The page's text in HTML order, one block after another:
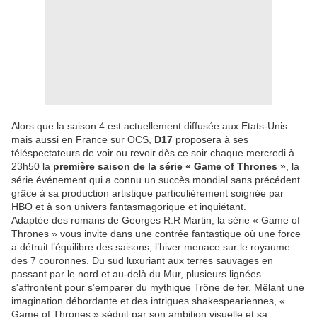
Alors que la saison 4 est actuellement diffusée aux Etats-Unis
mais aussi en France sur OCS, D17 proposera à ses
téléspectateurs de voir ou revoir dès ce soir chaque mercredi à
23h50 la première saison de la série « Game of Thrones » , la
série événement qui a connu un succès mondial sans précédent
grâce à sa production artistique particulièrement soignée par
HBO et à son univers fantasmagorique et inquiétant.
Adaptée des romans de Georges R.R Martin, la série « Game of
Thrones » vous invite dans une contrée fantastique où une force
a détruit l’équilibre des saisons, l’hiver menace sur le royaume
des 7 couronnes. Du sud luxuriant aux terres sauvages en
passant par le nord et au-delà du Mur, plusieurs lignées
s'affrontent pour s’emparer du mythique Trône de fer. Mêlant une
imagination débordante et des intrigues shakespeariennes, «
Game of Thrones » séduit par son ambition visuelle et sa